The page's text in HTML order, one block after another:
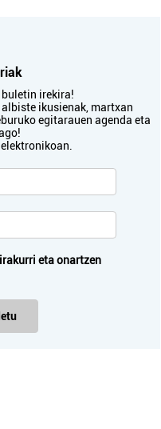
irekira!
ikusienak, martxan
egitarauen agenda eta
irakurri eta onartzen